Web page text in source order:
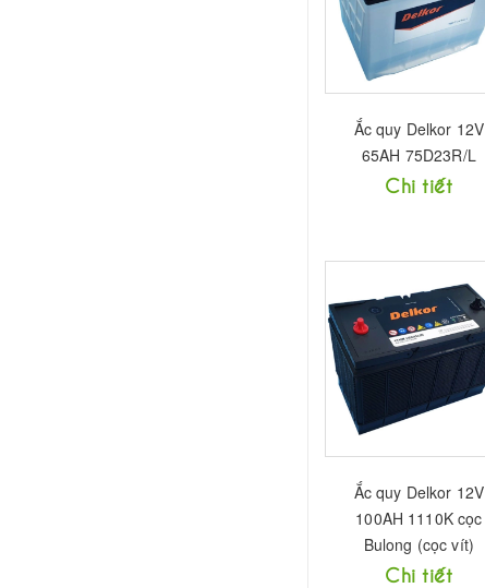
Ắc quy Delkor 12V
65AH 75D23R/L
Chi tiết
Ắc quy Delkor 12V
100AH 1110K cọc
Bulong (cọc vít)
Chi tiết